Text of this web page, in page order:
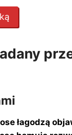
łagodzą